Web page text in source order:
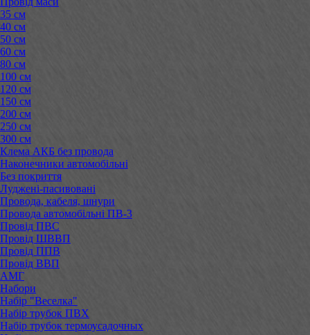
35 см
40 см
50 см
60 см
80 см
100 см
120 см
150 см
200 см
250 см
300 см
Клема АКБ без провода
Наконечники автомобільні
Без покриття
Луджені-пасивовані
Провода, кабеля, шнури
Провода автомобільні ПВ-3
Провід ПВС
Провід ШВВП
Провід ППВ
Провід ВВП
АМГ
Набори
Набір "Веселка"
Набір трубок ПВХ
Набір трубок термоусадочных